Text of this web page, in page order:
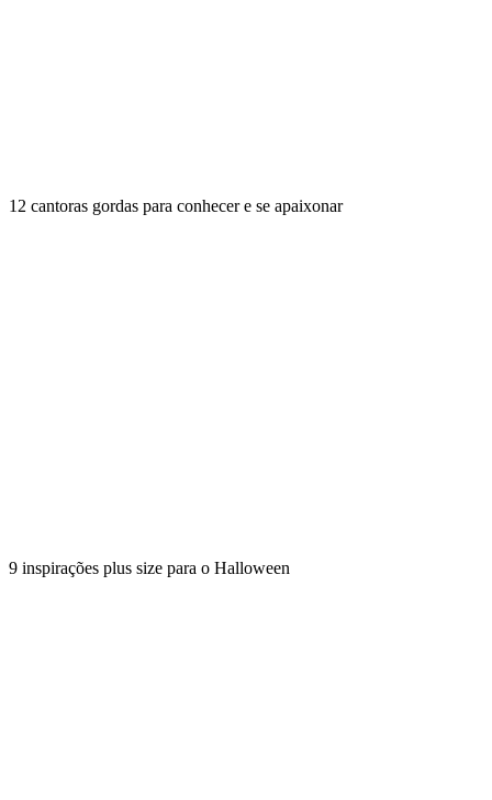
12 cantoras gordas para conhecer e se apaixonar
9 inspirações plus size para o Halloween